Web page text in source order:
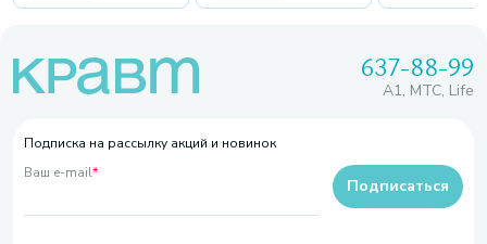
637-88-99
A1, МТС, Life
Подписка на рассылку акций и новинок
Ваш e-mail*
Подписаться